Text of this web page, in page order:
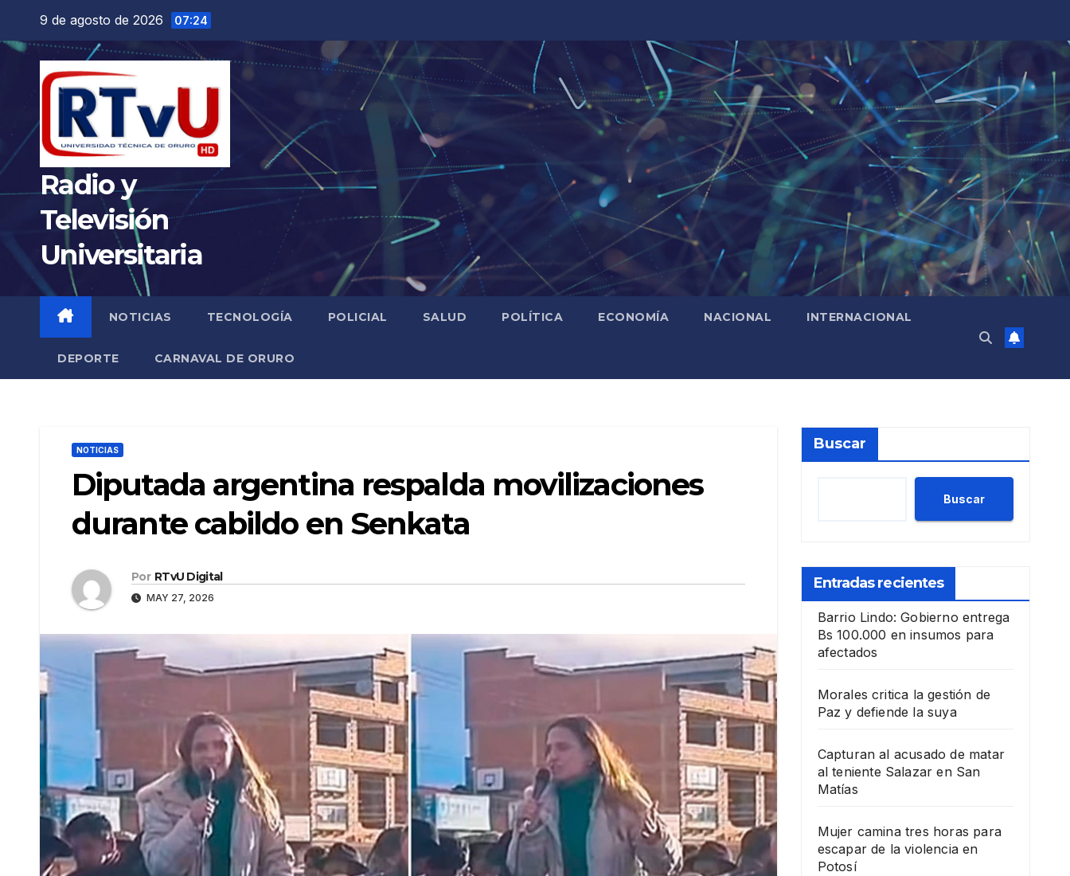
contenido
9 de agosto de 2026 07:24
Radio y
Televisión
Universitaria
NOTICIAS TECNOLOGÍA POLICIAL SALUD POLÍTICA ECONOMÍA NACIONAL INTERNACIONAL
DEPORTE CARNAVAL DE ORURO
NOTICIAS
Diputada argentina respalda movilizaciones
durante cabildo en Senkata
Por RTvU Digital
MAY 27, 2026
Buscar
Buscar
Entradas recientes
Barrio Lindo: Gobierno entrega
Bs 100.000 en insumos para
afectados
Morales critica la gestión de
Paz y defiende la suya
Capturan al acusado de matar
al teniente Salazar en San
Matías
Mujer camina tres horas para
escapar de la violencia en
Potosí